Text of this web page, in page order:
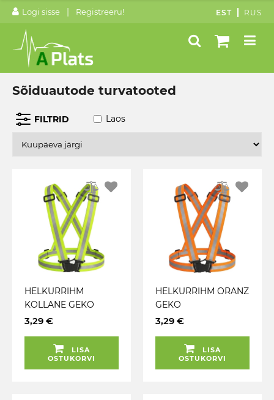
Logi sisse | Registreeru! EST RUS
Sõiduautode turvatooted
FILTRID Laos
HELKURRIHM
KOLLANE GEKO
3,29 €
LISA
OSTUKORVI
HELKURRIHM ORANZ
GEKO
3,29 €
LISA
OSTUKORVI